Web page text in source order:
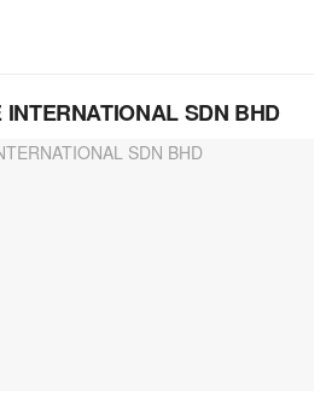
SDN BHD